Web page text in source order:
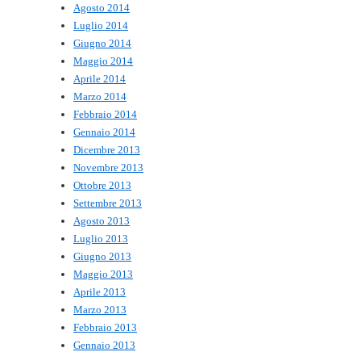
Agosto 2014
Luglio 2014
Giugno 2014
Maggio 2014
Aprile 2014
Marzo 2014
Febbraio 2014
Gennaio 2014
Dicembre 2013
Novembre 2013
Ottobre 2013
Settembre 2013
Agosto 2013
Luglio 2013
Giugno 2013
Maggio 2013
Aprile 2013
Marzo 2013
Febbraio 2013
Gennaio 2013